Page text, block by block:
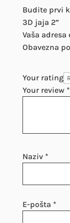
Budite prvi
3D jaja 2”
Vaša
Obavezna
Your rating
Your review *
Naziv *
E-pošta *